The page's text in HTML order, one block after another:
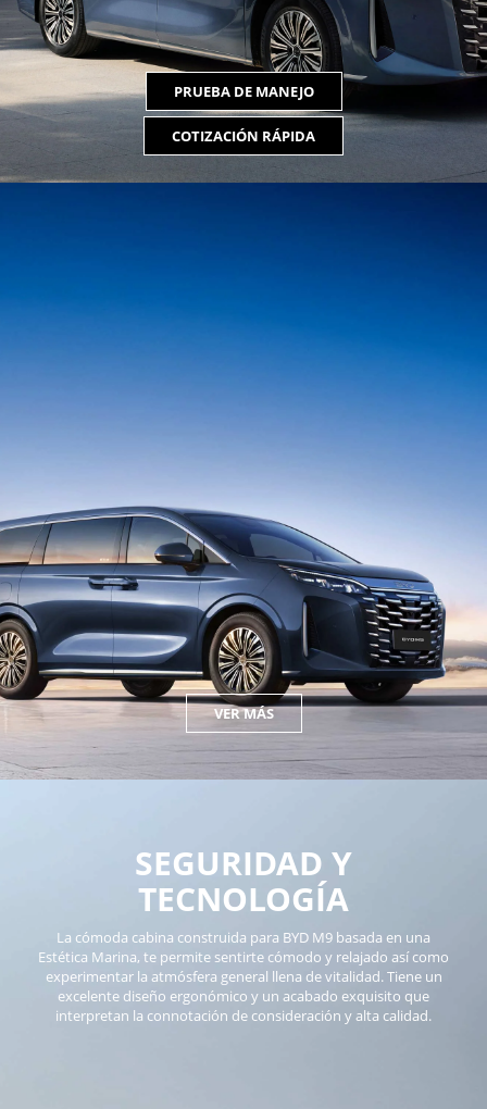
PRUEBA DE MANEJO
COTIZACIÓN RÁPIDA
VER MÁS
SEGURIDAD Y
TECNOLOGÍA
La cómoda cabina construida para BYD M9 basada en una
Estética Marina, te permite sentirte cómodo y relajado así como
experimentar la atmósfera general llena de vitalidad. Tiene un
excelente diseño ergonómico y un acabado exquisito que
interpretan la connotación de consideración y alta calidad.